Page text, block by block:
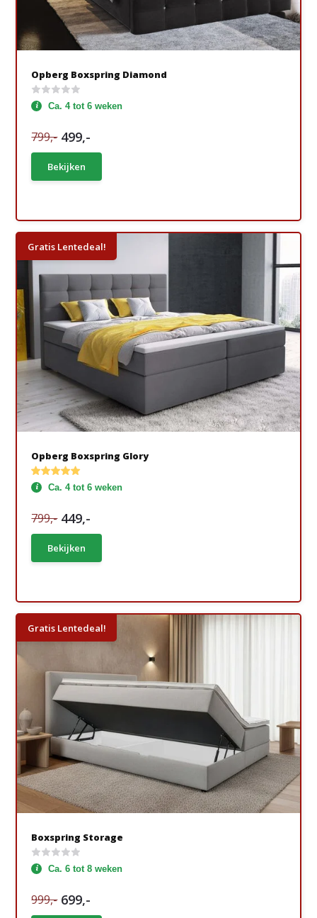
Opberg Boxspring Diamond
Ca. 4 tot 6 weken
799,- 499,-
Bekijken
Gratis Lentedeal!
Opberg Boxspring Glory
Ca. 4 tot 6 weken
799,- 449,-
Bekijken
Gratis Lentedeal!
Boxspring Storage
Ca. 6 tot 8 weken
999,- 699,-